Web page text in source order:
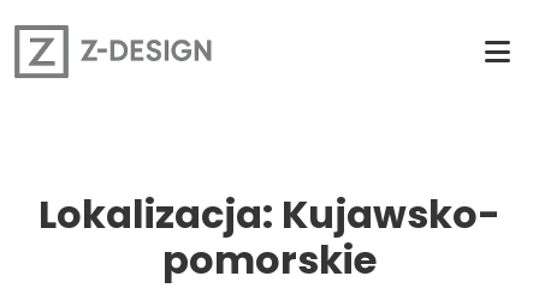
Lokalizacja: Kujawsko-
pomorskie